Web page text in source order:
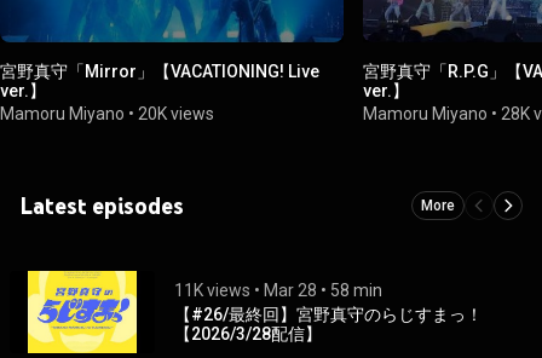
宮野真守「Mirror」【VACATIONING! Live
ver.】
Mamoru Miyano • 20K views
宮野真守「R.P.G」【
ver.】
Mamoru Miyano • 28K
Latest episodes More
11K views • Mar 28 • 58 min
【#26/最終回】宮野真守のらじすまっ！
【2026/3/28配信】